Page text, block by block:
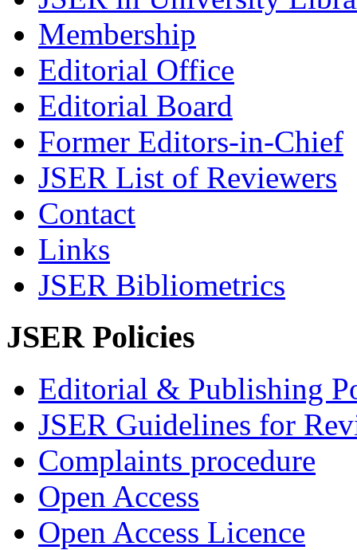
Membership
Editorial Office
Editorial Board
Former Editors-in-Chief
JSER List of Reviewers
Contact
Links
JSER Bibliometrics
JSER Policies
Editorial & Publishing
JSER Guidelines for
Complaints procedure
Open Access
Open Access Licence